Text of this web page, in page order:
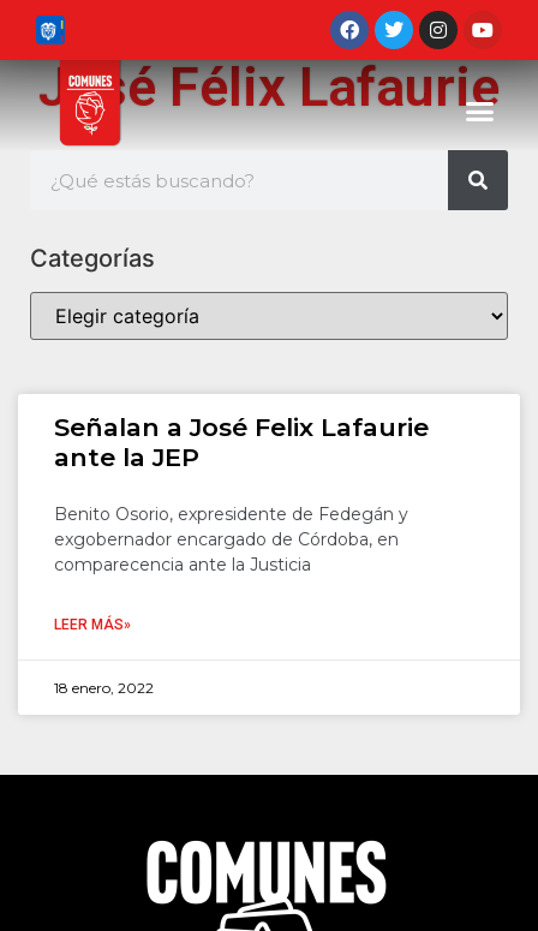
José Félix Lafaurie
Categorías
Señalan a José Felix Lafaurie
ante la JEP
Benito Osorio, expresidente de Fedegán y
exgobernador encargado de Córdoba, en
comparecencia ante la Justicia
LEER MÁS»
18 enero, 2022